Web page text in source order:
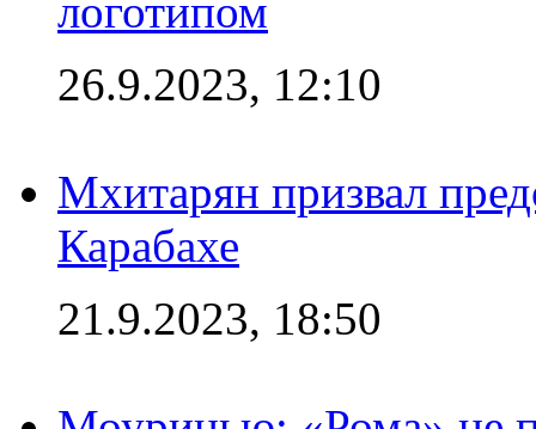
логотипом
26.9.2023, 12:10
Мхитарян призвал
Карабахе
21.9.2023, 18:50